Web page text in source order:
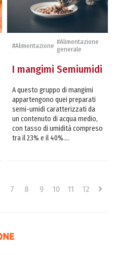
#Alimentazione #Alimentazione
generale
I mangimi Semiumidi
A questo gruppo di mangimi
appartengono quei preparati
semi-umidi caratterizzati da
un contenuto di acqua medio,
con tasso di umidità compreso
tra il 23% e il 40%....
7 8 9 10 11 12